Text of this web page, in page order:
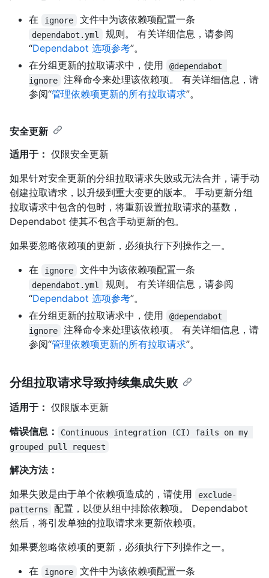
在
ignore 文件中为该依赖项配置一条
dependabot.yml
规则。 有关详细信息，请参阅
“Dependabot 选项参考”。
在分组更新的拉取请求中，使用
@dependabot
ignore
注释命令来处理该依赖项。 有关详细信息，请
参阅“管理依赖项更新的所有拉取请求”。
安全更新
适用于： 仅限安全更新
如果针对安全更新的分组拉取请求失败或无法合并，请手动
创建拉取请求，以升级到重大变更的版本。 手动更新分组
拉取请求中包含的包时，将重新设置拉取请求的基数，
Dependabot 使其不包含手动更新的包。
如果要忽略依赖项的更新，必须执行下列操作之一。
在
ignore 文件中为该依赖项配置一条
dependabot.yml
规则。 有关详细信息，请参阅
“Dependabot 选项参考”。
在分组更新的拉取请求中，使用
@dependabot
ignore
注释命令来处理该依赖项。 有关详细信息，请
参阅“管理依赖项更新的所有拉取请求”。
分组拉取请求导致持续集成失败
适用于： 仅限版本更新
错误信息：
Continuous integration (CI) fails on my
grouped pull request
解决方法：
如果失败是由于单个依赖项造成的，请使用
exclude-
patterns
配置，以便从组中排除依赖项。 Dependabot
然后，将引发单独的拉取请求来更新依赖项。
如果要忽略依赖项的更新，必须执行下列操作之一。
在
ignore 文件中为该依赖项配置一条